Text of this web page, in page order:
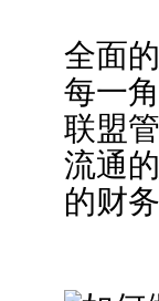
全面
每一
联盟
流通
的财